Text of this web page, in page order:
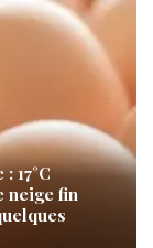
17°C
neige fin